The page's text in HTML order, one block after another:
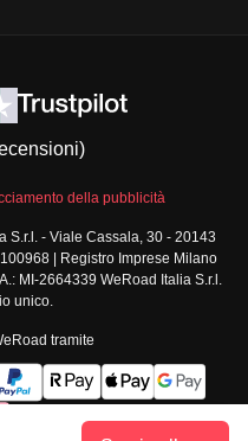
Contatti
Termini e condizioni
Condizioni generali
standard
Policy annullamento
viaggio
Cookie policy
Privacy policy
Security
Governance
della pubblicità
S.r.l. - Viale Cassala, 30 - 20143
| Registro Imprese Milano
MI-2664339 WeRoad Italia S.r.l.
unico.
tramite